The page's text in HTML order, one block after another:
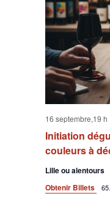
Initiation
couleurs à
16 septembre,19 h
Lille ou alentours
Obtenir Billets